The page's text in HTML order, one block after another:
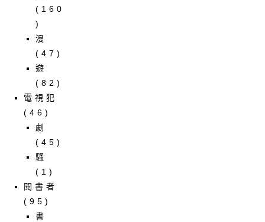
(160
)
漫
(47)
遊
(82)
電視犯
(46)
劇
(45)
騷
(1)
閱書者
(95)
書